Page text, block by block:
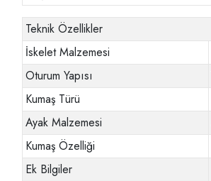
Teknik Özellikler
İskelet Malzemesi
Oturum Yapısı
Kumaş Türü
Ayak Malzemesi
Kumaş Özelliği
Ek Bilgiler